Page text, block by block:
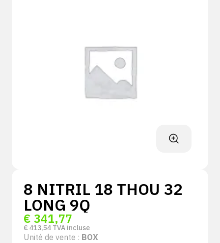
8 NITRIL 18 THOU 32
LONG 9Q
€ 341,77
€ 413,54 TVA incluse
Unité de vente : BOX